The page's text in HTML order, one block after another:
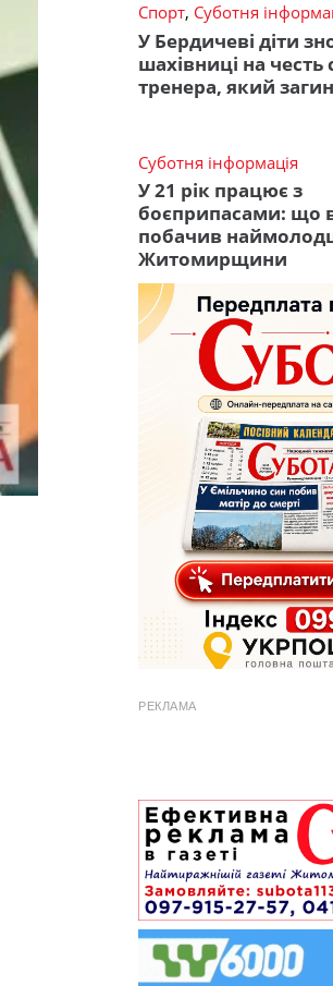
Спорт, Суботня
У Бердичеві діти
шахівниці на честь
тренера, який
Суботня інформація
У 21 рік працює з
боєприпасами: що
побачив
Житомирщини
РЕКЛАМА